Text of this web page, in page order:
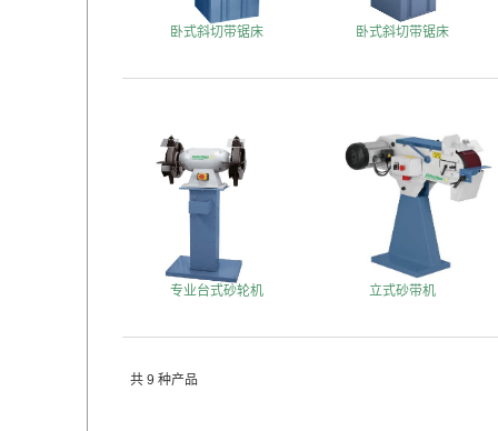
卧式斜切带锯床 卧式斜切带锯床
专业台式砂轮机 立式砂带机
共 9 种产品